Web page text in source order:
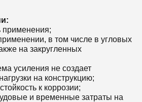
применения;
в том числе в угловых
на закругленных
усиления не создает
на конструкцию;
к коррозии;
и временные затраты на